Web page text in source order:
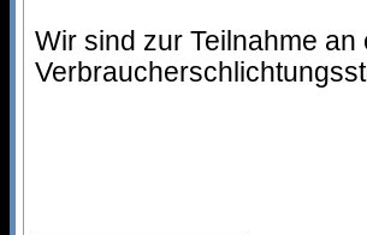
Wir sind zur Teilnahme